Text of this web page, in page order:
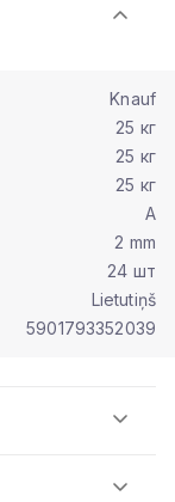
Knauf
25 кг
25 кг
25 кг
A
2 mm
24 шт
Lietutiņš
5901793352039